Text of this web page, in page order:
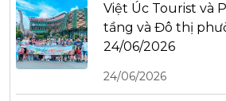
Việt Úc Tourist và
tầng và Đô thị
24/06/2026
24/06/2026